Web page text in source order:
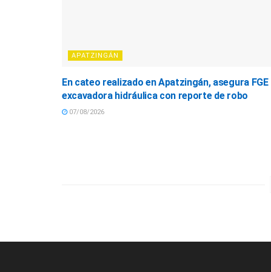
APATZINGÁN
En cateo realizado en Apatzingán, asegura FGE
excavadora hidráulica con reporte de robo
07/08/2026